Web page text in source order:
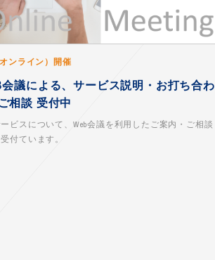
ンライン）開催
議による、サービス説明・お打ち合わ
相談 受付中
ビスについて、Web会議を利用したご案内・ご相談
付ています。